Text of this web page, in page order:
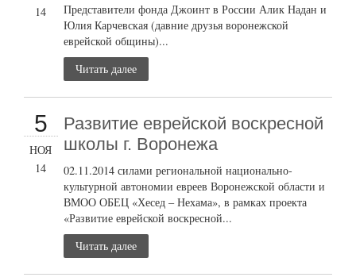
14
Представители фонда Джоинт в России Алик Надан и
Юлия Карчевская (давние друзья воронежской
еврейской общины)...
Читать далее
5
НОЯ
14
Развитие еврейской воскресной
школы г. Воронежа
02.11.2014 силами региональной национально-
культурной автономии евреев Воронежской области и
ВМОО ОБЕЦ «Хесед – Нехама», в рамках проекта
«Развитие еврейской воскресной...
Читать далее